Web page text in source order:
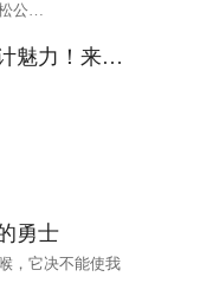
公…
领略包豪斯设计魅力！来“2020成都·欧洲文化季”最后一场展览吧
勇士
，它决不能使我